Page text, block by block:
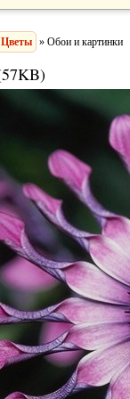
Цветы » Обои и картинки